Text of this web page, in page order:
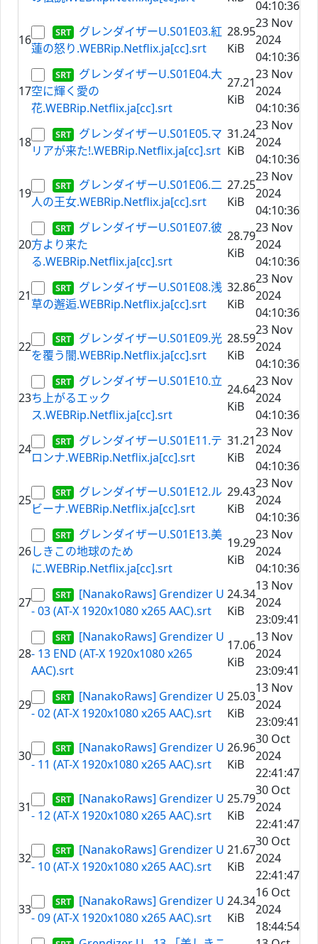
04:10:36
16
グレンダイザーU.S01E03.紅
蓮の怒り.WEBRip.Netflix.ja[cc].srt
28.95
KiB
23 Nov
2024
04:10:36
17
グレンダイザーU.S01E04.大
空に輝く愛の
花.WEBRip.Netflix.ja[cc].srt
27.21
KiB
23 Nov
2024
04:10:36
18
グレンダイザーU.S01E05.マ
リアが来た!.WEBRip.Netflix.ja[cc].srt
31.24
KiB
23 Nov
2024
04:10:36
19
グレンダイザーU.S01E06.二
人の王女.WEBRip.Netflix.ja[cc].srt
27.25
KiB
23 Nov
2024
04:10:36
20
グレンダイザーU.S01E07.彼
方より来た
る.WEBRip.Netflix.ja[cc].srt
28.79
KiB
23 Nov
2024
04:10:36
21
グレンダイザーU.S01E08.浅
草の邂逅.WEBRip.Netflix.ja[cc].srt
32.86
KiB
23 Nov
2024
04:10:36
22
グレンダイザーU.S01E09.光
を覆う闇.WEBRip.Netflix.ja[cc].srt
28.59
KiB
23 Nov
2024
04:10:36
23
グレンダイザーU.S01E10.立
ち上がるエック
ス.WEBRip.Netflix.ja[cc].srt
24.64
KiB
23 Nov
2024
04:10:36
24
グレンダイザーU.S01E11.テ
ロンナ.WEBRip.Netflix.ja[cc].srt
31.21
KiB
23 Nov
2024
04:10:36
25
グレンダイザーU.S01E12.ル
ビーナ.WEBRip.Netflix.ja[cc].srt
29.43
KiB
23 Nov
2024
04:10:36
26
グレンダイザーU.S01E13.美
しきこの地球のため
に.WEBRip.Netflix.ja[cc].srt
19.29
KiB
23 Nov
2024
04:10:36
27
[NanakoRaws] Grendizer U
- 03 (AT-X 1920x1080 x265 AAC).srt
24.34
KiB
13 Nov
2024
23:09:41
28
[NanakoRaws] Grendizer U
- 13 END (AT-X 1920x1080 x265
AAC).srt
17.06
KiB
13 Nov
2024
23:09:41
29
[NanakoRaws] Grendizer U
- 02 (AT-X 1920x1080 x265 AAC).srt
25.03
KiB
13 Nov
2024
23:09:41
30
[NanakoRaws] Grendizer U
- 11 (AT-X 1920x1080 x265 AAC).srt
26.96
KiB
30 Oct
2024
22:41:47
31
[NanakoRaws] Grendizer U
- 12 (AT-X 1920x1080 x265 AAC).srt
25.79
KiB
30 Oct
2024
22:41:47
32
[NanakoRaws] Grendizer U
- 10 (AT-X 1920x1080 x265 AAC).srt
21.67
KiB
30 Oct
2024
22:41:47
33
[NanakoRaws] Grendizer U
- 09 (AT-X 1920x1080 x265 AAC).srt
24.34
KiB
16 Oct
2024
18:44:54